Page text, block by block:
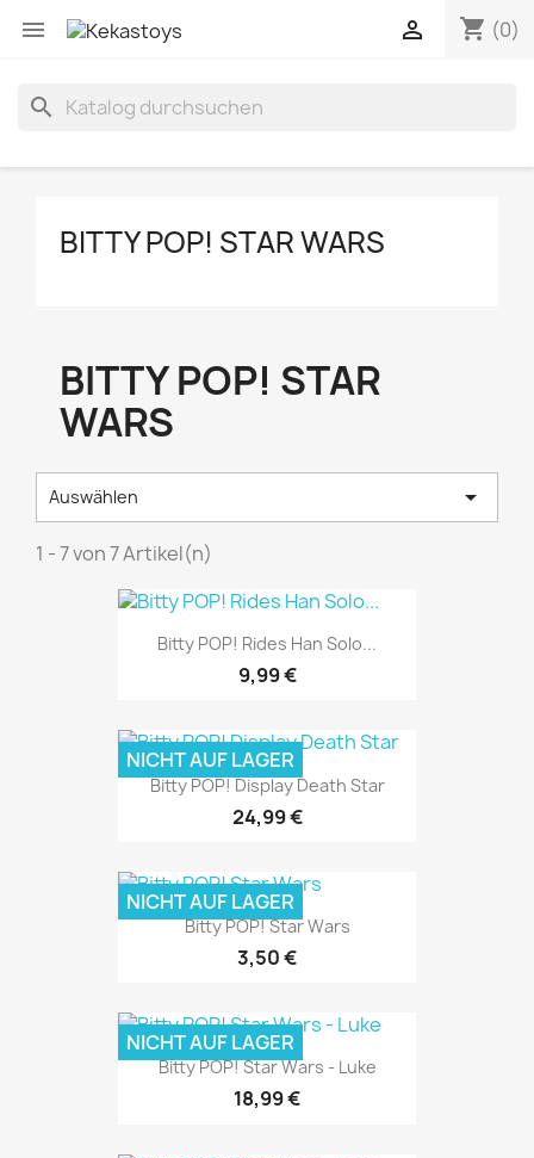
 shopping_cart (0)

search
BITTY POP! STAR WARS
BITTY POP! STAR
WARS
Auswählen 
1 - 7 von 7 Artikel(n)
Bitty POP! Rides Han Solo...
9,99 €
Bitty POP! Display Death Star
24,99 €
NICHT AUF LAGER
Bitty POP! Star Wars
3,50 €
NICHT AUF LAGER
Bitty POP! Star Wars - Luke
18,99 €
NICHT AUF LAGER